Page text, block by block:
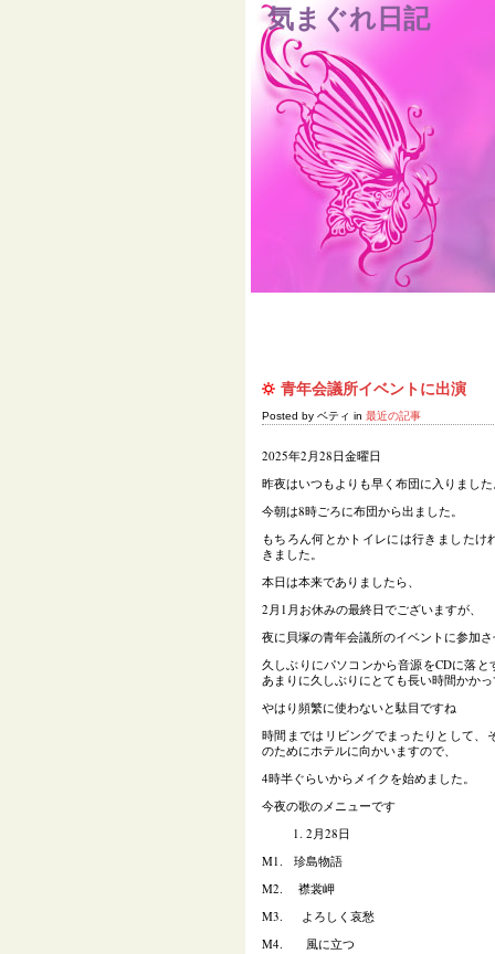
気まぐれ日記
青年会議所イベントに出演
Posted by ベティ in 最近の記事
2025年2月28日金曜日
昨夜はいつもよりも早く布団に入りまし
今朝は8時ごろに布団から出ました。
もちろん何とかトイレには行きましたけ
きました。
本日は本来でありましたら、
2月1月お休みの最終日でございますが、
夜に貝塚の青年会議所のイベントに参加
久しぶりにパソコンから音源をCDに落
あまりに久しぶりにとても長い時間かか
やはり頻繁に使わないと駄目ですね
時間まではリビングでまったりとして、
のためにホテルに向かいますので、
4時半ぐらいからメイクを始めました。
今夜の歌のメニューです
2月28日
M1.
珍島物語
M2.
襟裳岬
M3.
よろしく哀愁
M4.
風に立つ